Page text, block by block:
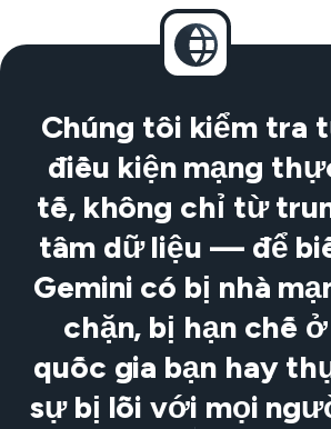
Chúng tôi kiểm tra
điều kiện mạng
tế, không chỉ từ
tâm dữ liệu — để
Gemini có bị nhà
chặn, bị hạn chế ở
quốc gia bạn hay
sự bị lỗi với mọi